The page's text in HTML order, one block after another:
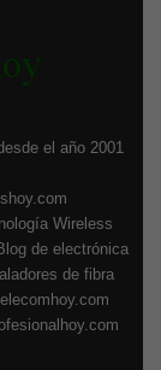
el año 2001
Wireless
de electrónica
de fibra